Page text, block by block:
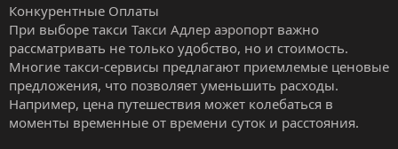
Конкурентные Оплаты
При выборе такси Такси Адлер аэропорт важно
рассматривать не только удобство, но и стоимость.
Многие такси-сервисы предлагают приемлемые ценовые
предложения, что позволяет уменьшить расходы.
Например, цена путешествия может колебаться в
моменты временные от времени суток и расстояния.